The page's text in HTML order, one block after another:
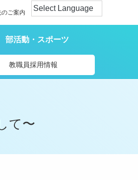
ご案内
部活動・スポーツ
教職員採用情報
て〜